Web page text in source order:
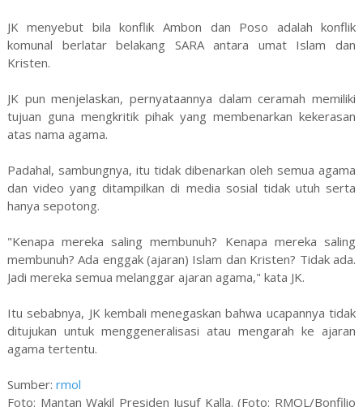
JK menyebut bila konflik Ambon dan Poso adalah konflik
komunal berlatar belakang SARA antara umat Islam dan
Kristen.
JK pun menjelaskan, pernyataannya dalam ceramah memiliki
tujuan guna mengkritik pihak yang membenarkan kekerasan
atas nama agama.
Padahal, sambungnya, itu tidak dibenarkan oleh semua agama
dan video yang ditampilkan di media sosial tidak utuh serta
hanya sepotong.
"Kenapa mereka saling membunuh? Kenapa mereka saling
membunuh? Ada enggak (ajaran) Islam dan Kristen? Tidak ada.
Jadi mereka semua melanggar ajaran agama," kata JK.
Itu sebabnya, JK kembali menegaskan bahwa ucapannya tidak
ditujukan untuk menggeneralisasi atau mengarah ke ajaran
agama tertentu.
Sumber: rmol
Foto: Mantan Wakil Presiden Jusuf Kalla. (Foto: RMOL/Bonfilio